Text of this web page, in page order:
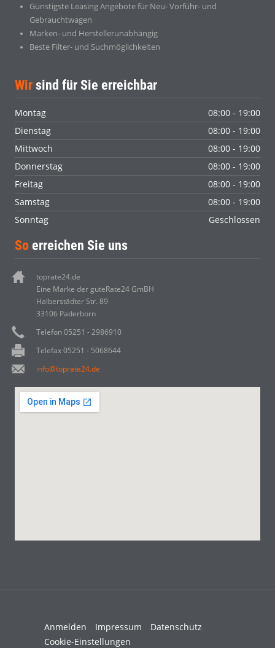
Günstigste Leasing Angebote für Neu- Vorführ- und
Gebrauchtwagen
Marken- und Herstellerunabhängig
Beste Filter- und Suchmöglichkeiten
Wir sind für Sie erreichbar
Montag
08:00 - 19:00
Dienstag
08:00 - 19:00
Mittwoch
08:00 - 19:00
Donnerstag
08:00 - 19:00
Freitag
08:00 - 19:00
Samstag
08:00 - 19:00
Sonntag
Geschlossen
So erreichen Sie uns
toprate24.de
Eine Marke der guteRate24 GmBH
Halberstädter Str. 89
33106 Paderborn
Telefon 05251 - 2986910
Telefax 05251 - 5068644
info@toprate24.de
Anmelden Impressum
Datenschutz
Cookie-Einstellungen